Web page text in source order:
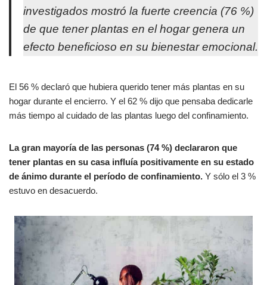
investigados mostró la fuerte creencia (76 %)
de que tener plantas en el hogar genera un
efecto beneficioso en su bienestar emocional.
El 56 % declaró que hubiera querido tener más plantas en su
hogar durante el encierro. Y el 62 % dijo que pensaba dedicarle
más tiempo al cuidado de las plantas luego del confinamiento.
La gran mayoría de las personas (74 %) declararon que
tener plantas en su casa influía positivamente en su estado
de ánimo durante el período de confinamiento. Y sólo el 3 %
estuvo en desacuerdo.